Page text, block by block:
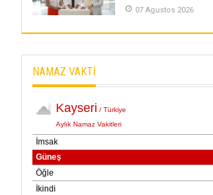
01 Mayis 2026
07 Agustos 2026
NAMAZ VAKTİ